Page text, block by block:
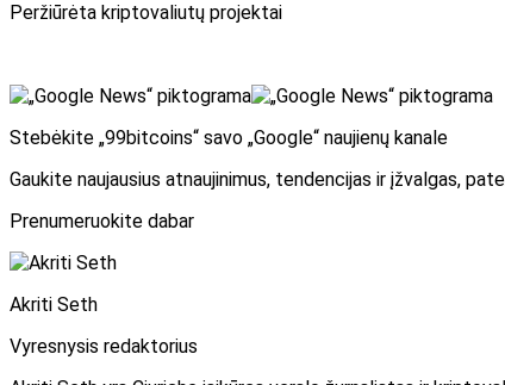
Peržiūrėta kriptovaliutų projektai
Stebėkite „99bitcoins“ savo „Google“ naujienų kanale
Gaukite naujausius atnaujinimus, tendencijas ir įžvalgas,
Prenumeruokite dabar
Akriti Seth
Vyresnysis redaktorius